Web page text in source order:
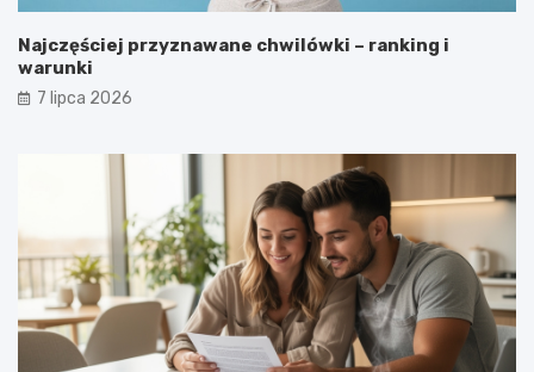
Najczęściej przyznawane chwilówki – ranking i
warunki
7 lipca 2026